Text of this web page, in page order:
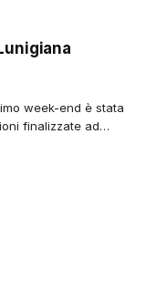
week-end è stata
finalizzate ad…